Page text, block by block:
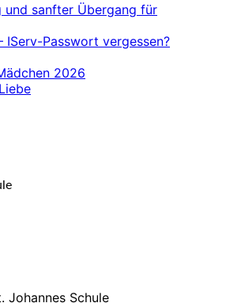
und sanfter Übergang für
IServ-Passwort vergessen?
2026
Johannes Schule